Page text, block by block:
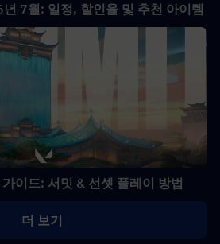
7월: 일정, 할인율 및 추천 아이템
이드: 서밋 & 선셋 플레이 방법
더 보기